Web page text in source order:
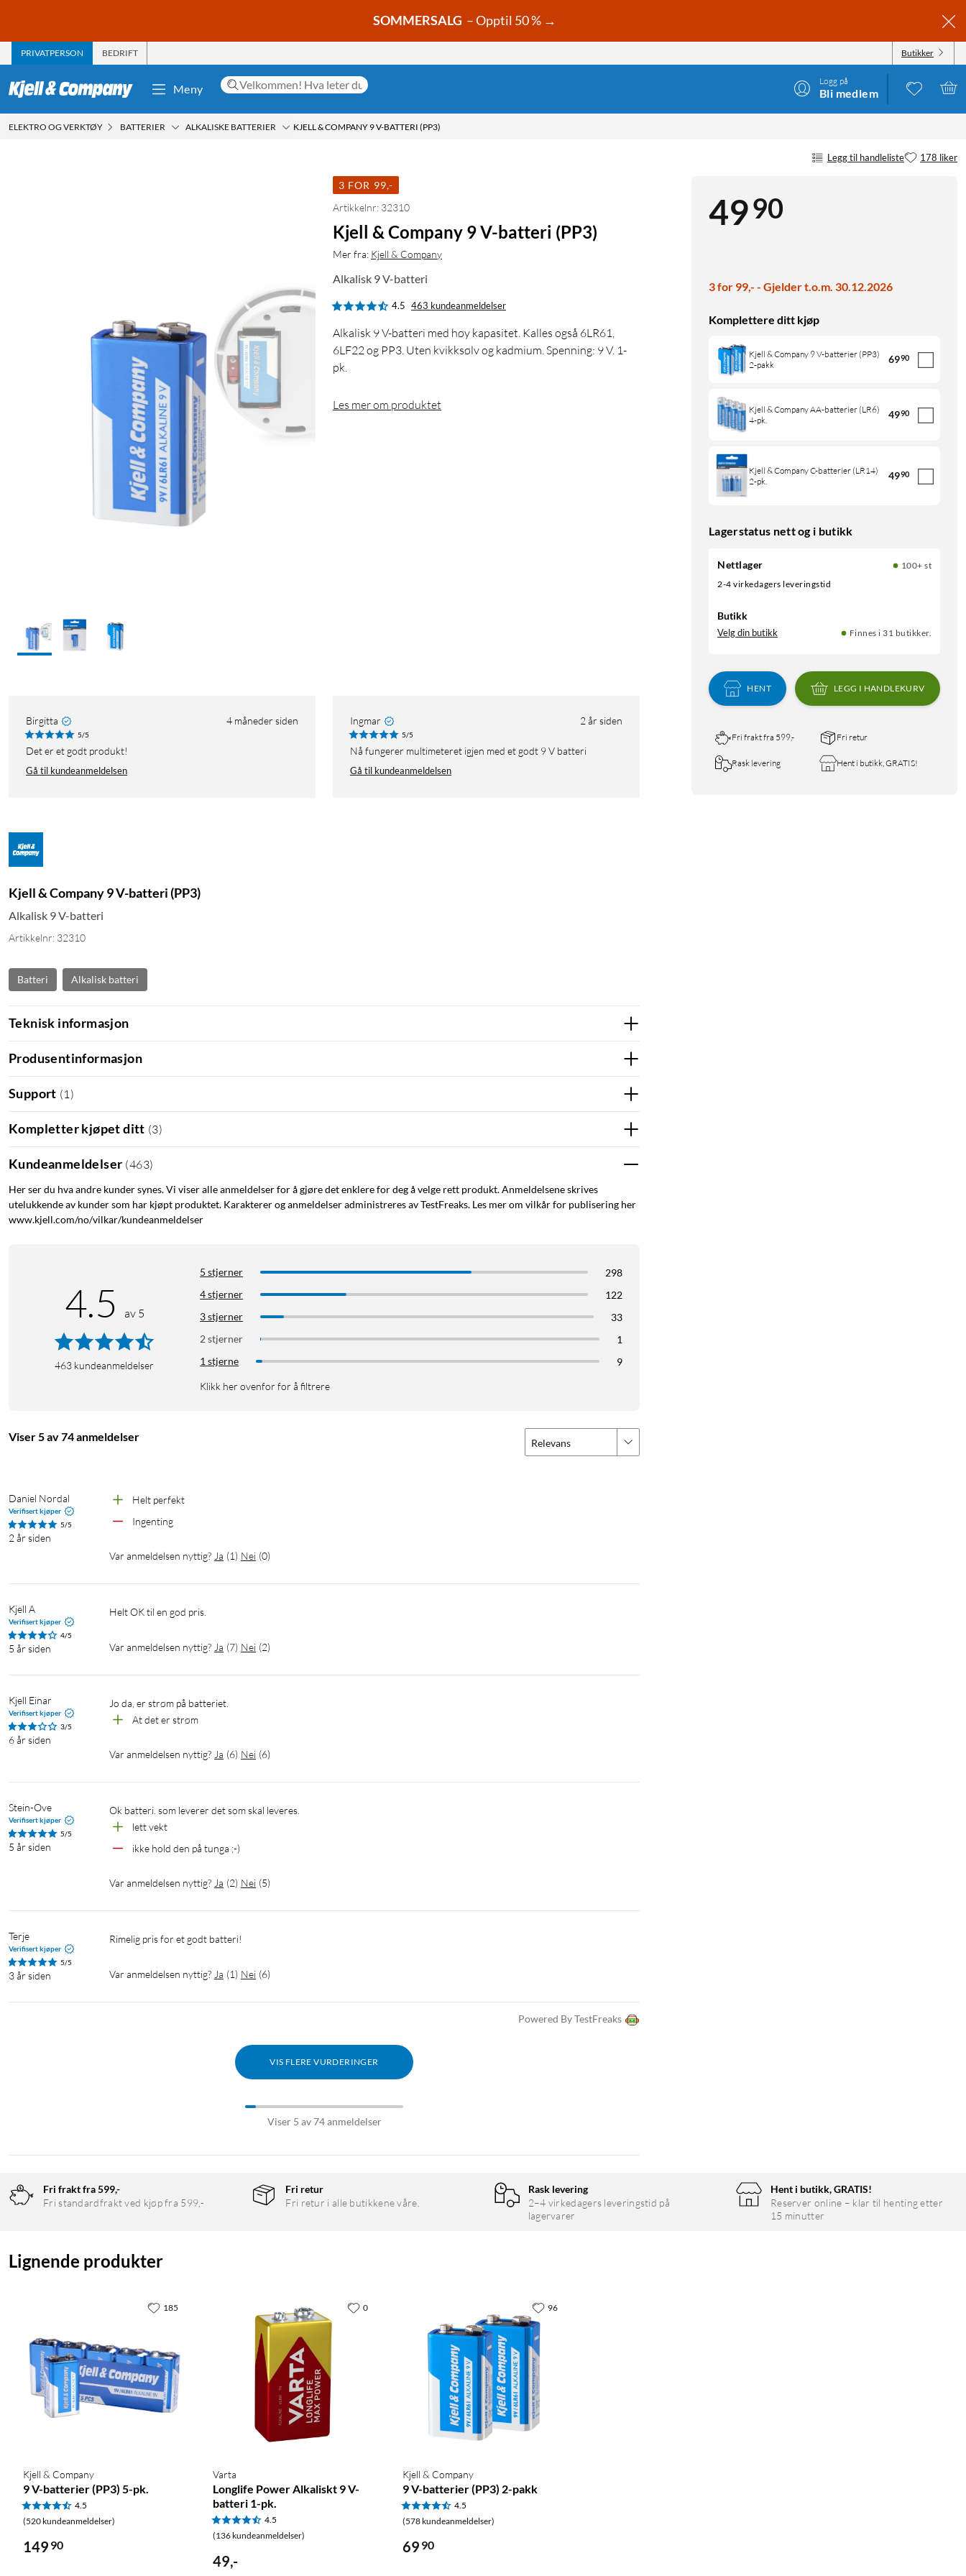
SOMMERSALG – Opptil 50 % →
PRIVATPERSON BEDRIFT Butikker
Meny
Logg på
Bli medlem
ELEKTRO OG VERKTØY BATTERIER ALKALISKE BATTERIER KJELL & COMPANY 9 V-BATTERI (PP3)
Legg til handleliste 178 liker
4990
3 for 99,- - Gjelder t.o.m. 30.12.2026
Komplettere ditt kjøp
Kjell & Company 9 V-batterier (PP3)
2-pakk
6990
Kjell & Company AA-batterier (LR6)
4-pk.
4990
Kjell & Company C-batterier (LR14)
2-pk.
4990
Lagerstatus nett og i butikk
Nettlager
100+ st
2-4 virkedagers leveringstid
Butikk
Velg din butikk Finnes i 31 butikker.
HENT LEGG I HANDLEKURV
Fri frakt fra 599,- Fri retur
Rask levering Hent i butikk, GRATIS!
3 FOR 99,-
Artikkelnr: 32310
Kjell & Company 9 V-batteri (PP3)
Mer fra: Kjell & Company
Alkalisk 9 V-batteri
4.5 463 kundeanmeldelser
Alkalisk 9 V-batteri med høy kapasitet. Kalles også 6LR61,
6LF22 og PP3. Uten kvikksølv og kadmium. Spenning: 9 V. 1-
pk.
Les mer om produktet
Birgitta 4 måneder siden
5/5
Det er et godt produkt!
Gå til kundeanmeldelsen
Ingmar 2 år siden
5/5
Nå fungerer multimeteret igjen med et godt 9 V batteri
Gå til kundeanmeldelsen
Kjell & Company 9 V-batteri (PP3)
Alkalisk 9 V-batteri
Artikkelnr: 32310
Batteri Alkalisk batteri
Teknisk informasjon
Produsentinformasjon
Support (1)
Kompletter kjøpet ditt (3)
Kundeanmeldelser (463)
Her ser du hva andre kunder synes. Vi viser alle anmeldelser for å gjøre det enklere for deg å velge rett produkt. Anmeldelsene skrives
utelukkende av kunder som har kjøpt produktet. Karakterer og anmeldelser administreres av TestFreaks. Les mer om vilkår for publisering her
www.kjell.com/no/vilkar/kundeanmeldelser
4.5 av 5
463 kundeanmeldelser
5 stjerner
298
4 stjerner
122
3 stjerner
33
2 stjerner
1
1 stjerne
9
Klikk her ovenfor for å filtrere
Viser 5 av 74 anmeldelser Relevans
Daniel Nordal
Verifisert kjøper
5/5
2 år siden
Helt perfekt
Ingenting
Var anmeldelsen nyttig? Ja (1) Nei (0)
Kjell A
Verifisert kjøper
4/5
5 år siden
Helt OK til en god pris.
Var anmeldelsen nyttig? Ja (7) Nei (2)
Kjell Einar
Verifisert kjøper
3/5
6 år siden
Jo da, er strøm på batteriet.
At det er strøm
Var anmeldelsen nyttig? Ja (6) Nei (6)
Stein-Ove
Verifisert kjøper
5/5
5 år siden
ok batteri. som leverer det som skal leveres.
lett vekt
ikke hold den på tunga ;-)
Var anmeldelsen nyttig? Ja (2) Nei (5)
Terje
Verifisert kjøper
5/5
3 år siden
Rimelig pris for et godt batteri!
Var anmeldelsen nyttig? Ja (1) Nei (6)
Powered By TestFreaks
VIS FLERE VURDERINGER
Viser 5 av 74 anmeldelser
Fri frakt fra 599,-
Fri standardfrakt ved kjøp fra 599,-
Fri retur
Fri retur i alle butikkene våre.
Rask levering
2–4 virkedagers leveringstid på
lagervarer
Hent i butikk, GRATIS!
Reserver online – klar til henting etter
15 minutter
Lignende produkter
Kjell & Company
9 V-batterier (PP3) 5-pk.
4.5
(520 kundeanmeldelser)
149 90
185
Varta
Longlife Power Alkaliskt 9 V-
batteri 1-pk.
4.5
(136 kundeanmeldelser)
49,-
0
Kjell & Company
9 V-batterier (PP3) 2-pakk
4.5
(578 kundeanmeldelser)
69 90
96